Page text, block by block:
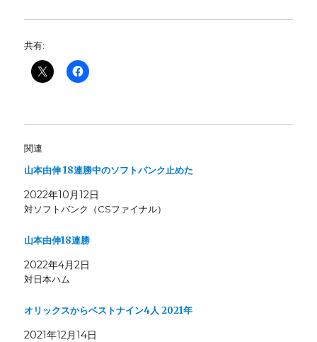
共有:
関連
山本由伸 18連勝中のソフトバンク止めた
2022年10月12日
対ソフトバンク（CSファイナル）
山本由伸18連勝
2022年4月2日
対日本ハム
オリックスからベストナイン4人 2021年
2021年12月14日